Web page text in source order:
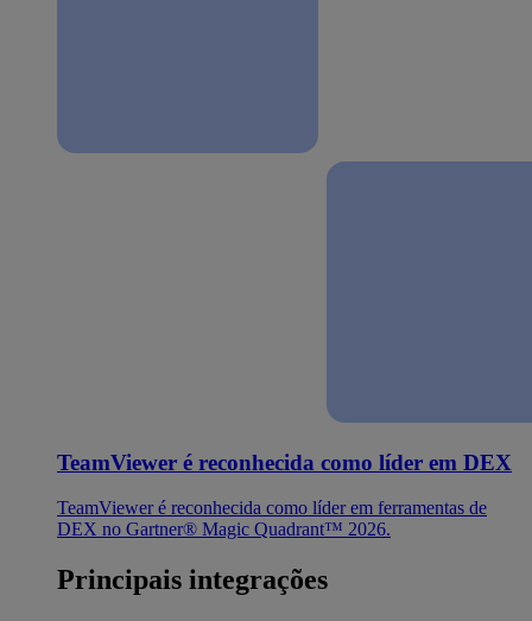
TeamViewer é reconhecida como líder em DEX
TeamViewer é reconhecida como líder em ferramentas de
DEX no Gartner® Magic Quadrant™ 2026.
Principais integrações